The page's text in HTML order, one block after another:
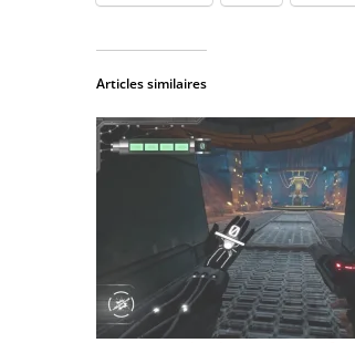
Articles similaires